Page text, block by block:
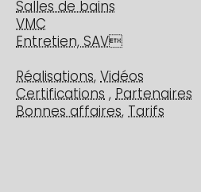
Salles de bains
VMC
Entretien, SAV
Réalisations, Vidéos
Certifications , Partenaires
Bonnes affaires, Tarifs